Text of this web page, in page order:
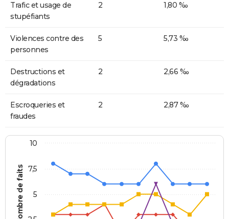
Trafic et usage de
stupéfiants
2 1,80 ‰
Violences contre des
personnes
5 5,73 ‰
Destructions et
dégradations
2 2,66 ‰
Escroqueries et
fraudes
2 2,87 ‰
Nombre de faits 5
7,5
10